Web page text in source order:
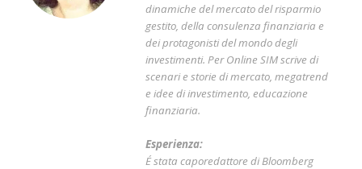
dinamiche del mercato del risparmio
gestito, della consulenza finanziaria e
dei protagonisti del mondo degli
investimenti. Per Online SIM scrive di
scenari e storie di mercato, megatrend
e idee di investimento, educazione
finanziaria.
Esperienza:
É stata caporedattore di Bloomberg